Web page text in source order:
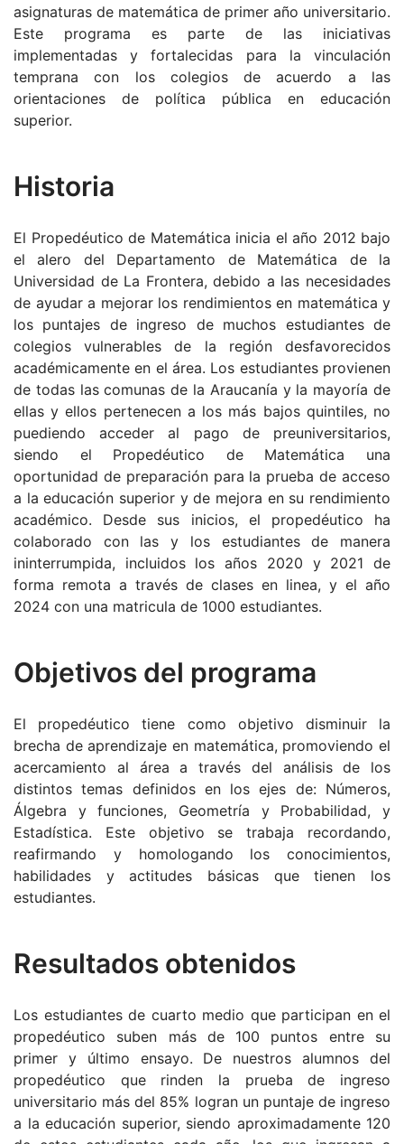
asignaturas de matemática de primer año universitario.
Este programa es parte de las iniciativas
implementadas y fortalecidas para la vinculación
temprana con los colegios de acuerdo a las
orientaciones de política pública en educación
superior.
Historia
El Propedéutico de Matemática inicia el año 2012 bajo
el alero del Departamento de Matemática de la
Universidad de La Frontera, debido a las necesidades
de ayudar a mejorar los rendimientos en matemática y
los puntajes de ingreso de muchos estudiantes de
colegios vulnerables de la región desfavorecidos
académicamente en el área. Los estudiantes provienen
de todas las comunas de la Araucanía y la mayoría de
ellas y ellos pertenecen a los más bajos quintiles, no
puediendo acceder al pago de preuniversitarios,
siendo el Propedéutico de Matemática una
oportunidad de preparación para la prueba de acceso
a la educación superior y de mejora en su rendimiento
académico. Desde sus inicios, el propedéutico ha
colaborado con las y los estudiantes de manera
ininterrumpida, incluidos los años 2020 y 2021 de
forma remota a través de clases en linea, y el año
2024 con una matricula de 1000 estudiantes.
Objetivos del programa
El propedéutico tiene como objetivo disminuir la
brecha de aprendizaje en matemática, promoviendo el
acercamiento al área a través del análisis de los
distintos temas definidos en los ejes de: Números,
Álgebra y funciones, Geometría y Probabilidad, y
Estadística. Este objetivo se trabaja recordando,
reafirmando y homologando los conocimientos,
habilidades y actitudes básicas que tienen los
estudiantes.
Resultados obtenidos
Los estudiantes de cuarto medio que participan en el
propedéutico suben más de 100 puntos entre su
primer y último ensayo. De nuestros alumnos del
propedéutico que rinden la prueba de ingreso
universitario más del 85% logran un puntaje de ingreso
a la educación superior, siendo aproximadamente 120